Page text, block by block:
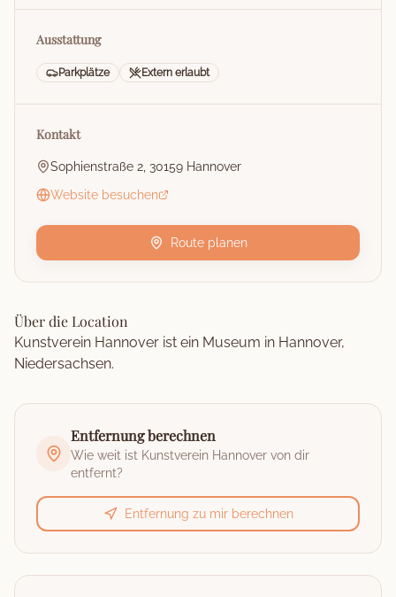
Ausstattung
Parkplätze Extern erlaubt
Kontakt
Sophienstraße 2, 30159 Hannover
Website besuchen
Route planen
Über die Location
Kunstverein Hannover ist ein Museum in Hannover,
Niedersachsen.
Entfernung berechnen
Wie weit ist Kunstverein Hannover von dir
entfernt?
Entfernung zu mir berechnen